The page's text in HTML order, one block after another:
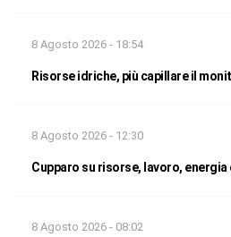
8 Agosto 2026 - 18:54
Risorse idriche, più capillare il
8 Agosto 2026 - 12:30
Cupparo su risorse, lavoro, energia
8 Agosto 2026 - 08:02